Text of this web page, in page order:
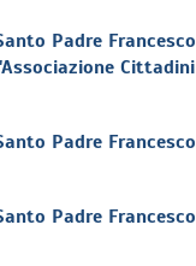
Padre
Padre
Padre